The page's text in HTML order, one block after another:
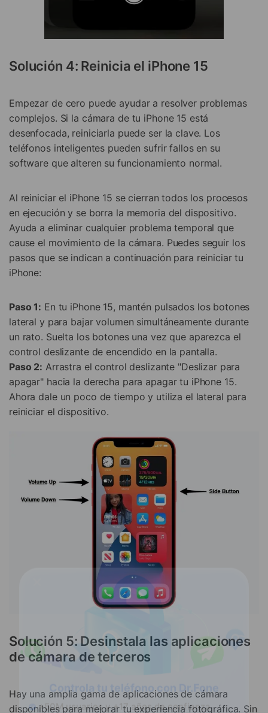
Solución 4: Reinicia el iPhone 15
Empezar de cero puede ayudar a resolver problemas
complejos. Si la cámara de tu iPhone 15 está
desenfocada, reiniciarla puede ser la clave. Los
teléfonos inteligentes pueden sufrir fallos en su
software que alteren su funcionamiento normal.
Al reiniciar el iPhone 15 se cierran todos los procesos
en ejecución y se borra la memoria del dispositivo.
Ayuda a eliminar cualquier problema temporal que
cause el movimiento de la cámara. Puedes seguir los
pasos que se indican a continuación para reiniciar tu
iPhone:
Paso 1: En tu iPhone 15, mantén pulsados los botones
lateral y para bajar volumen simultáneamente durante
un rato. Suelta los botones una vez que aparezca el
control deslizante de encendido en la pantalla.
Paso 2: Arrastra el control deslizante "Deslizar para
apagar" hacia la derecha para apagar tu iPhone 15.
Ahora dale un poco de tiempo y utiliza el lateral para
reiniciar el dispositivo.
Solución 5: Desinstala las aplicaciones
de cámara de terceros
Hay una amplia gama de aplicaciones de cámara
disponibles para mejorar tu experiencia fotográfica. Sin